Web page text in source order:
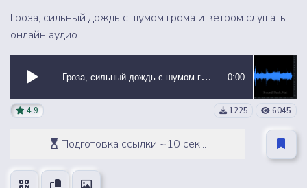
Гроза, сильный дождь с шумом грома и ветром слушать
онлайн аудио
Гроза, сильный дождь с шумом грома и ветром 0:00
4.9 1225 6045
Подготовка ссылки ~10 сек...